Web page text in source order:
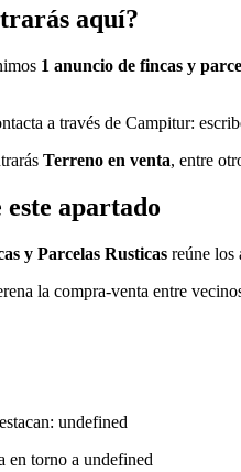
aquí?
1 anuncio de fincas y
a través de Campitur:
Terreno en venta, entre
apartado
y Parcelas Rusticas reúne los
la compra-venta entre
undefined
en torno a undefined